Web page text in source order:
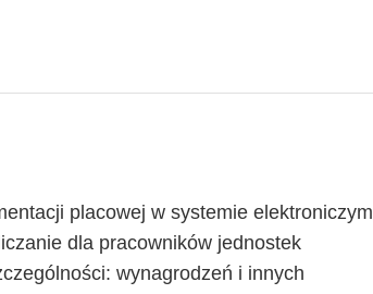
placowej w systemie elektroniczym
dla pracowników jednostek
wynagrodzeń i innych